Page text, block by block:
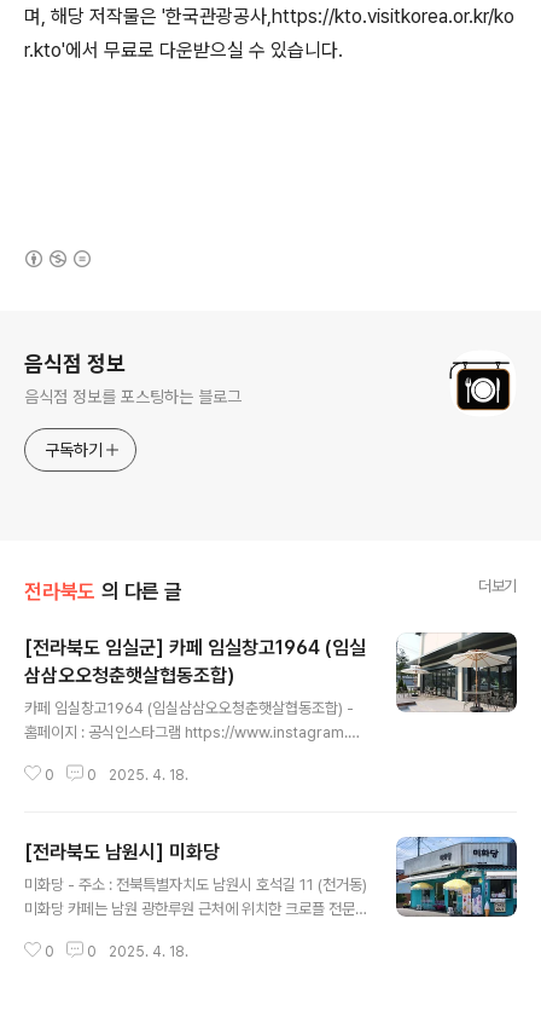
며, 해당 저작물은 '한국관광공사,https://kto.visitkorea.or.kr/ko
r.kto'에서 무료로 다운받으실 수 있습니다.
음식점 정보
음식점 정보를 포스팅하는 블로그
구독하기
전라북도 의 다른 글 더보기
[전라북도 임실군] 카페 임실창고1964 (임실
삼삼오오청춘햇살협동조합)
카페 임실창고1964 (임실삼삼오오청춘햇살협동조합) -
홈페이지 : 공식인스타그램 https://www.instagram.co
임실읍 봉황로 108전북 임실에 위치한 카페 임실창고 19
를 처음 생산하신 지정환 신부를 기억하며, 임실군에 처음
부임한 연도를 따와 카페 이름을 '임실창고 1964'라고 지
었다.쌀 창고의 본래 모습을 그대로 살려, 옛 창고의 모습을
매하고 있다. 지정환 신부님이 치즈를 보관하던 토굴 모양
0 0 2025. 4. 18.
[전라북도 남원시] 미화당
미화당 - 주소 : 전북특별자치도 남원시 호석길 11 (천거동)
미화당 카페는 남원 광한루원 근처에 위치한 크로플 전문
크로플은 바삭하면서도 쫀득한 맛을 자랑한다. 다양한 종
0 0 2025. 4. 18.